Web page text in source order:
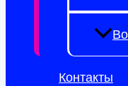
Контакты